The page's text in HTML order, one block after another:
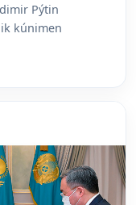
Pýtin
kúnimen